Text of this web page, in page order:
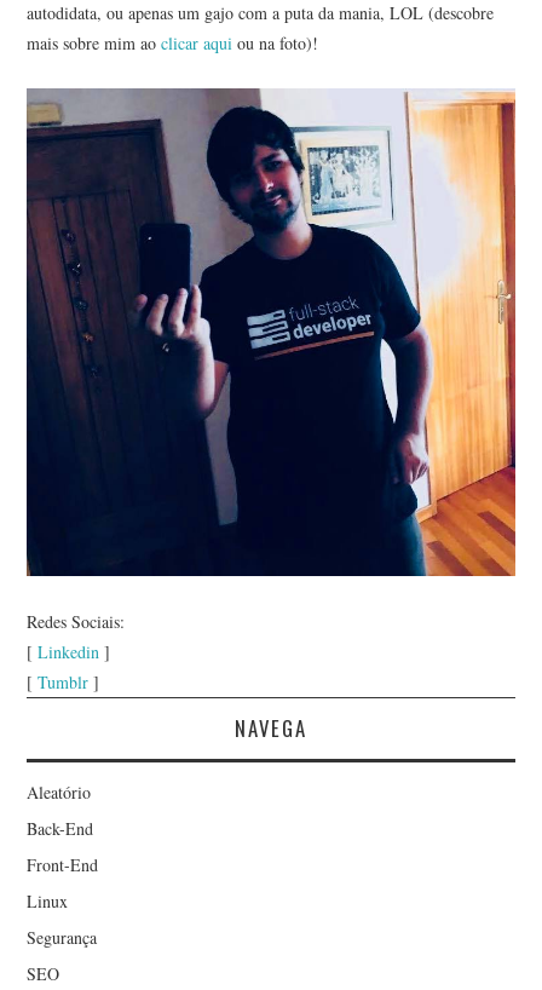
autodidata, ou apenas um gajo com a puta da mania, LOL (descobre
mais sobre mim aoclicar aqui ou na foto)!
Redes Sociais:
[Linkedin ]
[Tumblr ]
NAVEGA
Aleatório
Back-End
Front-End
Linux
Segurança
SEO